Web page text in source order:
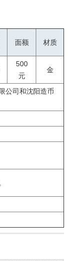
面额 材质
500
元
金
公司和沈阳造币